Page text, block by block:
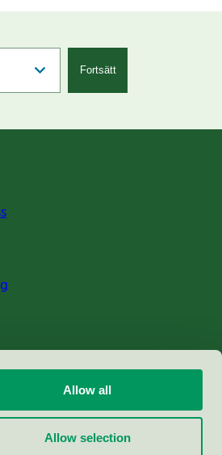
Allow all
Allow selection
Fortsätt